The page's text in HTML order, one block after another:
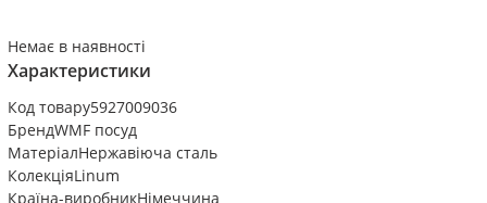
Немає в наявності
Характеристики
Код товару5927009036
БрендWMF посуд
МатеріалНержавіюча сталь
КолекціяLinum
Країна-виробникНімеччина